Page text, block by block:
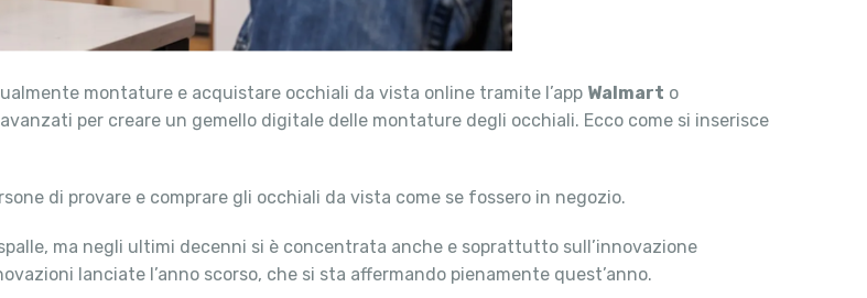
montature e acquistare occhiali da vista online tramite l’app Walmart o
per creare un gemello digitale delle montature degli occhiali. Ecco come si inserisce
di provare e comprare gli occhiali da vista come se fossero in negozio.
ma negli ultimi decenni si è concentrata anche e soprattutto sull’innovazione
lanciate l’anno scorso, che si sta affermando pienamente quest’anno.